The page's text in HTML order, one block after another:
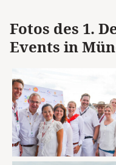
Fotos des 1.
Events in